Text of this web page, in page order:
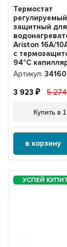
Термостат
регулируемый
защитный для
Ariston 16А/
с
94°С
проводами,
Артикул:
3 923 5
Купить в
в корзину